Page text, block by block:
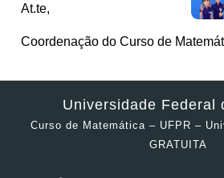
At.te,
Coordenação do Curso de
Universidade Federal
Curso de Matemática – UFPR –
GRATUITA